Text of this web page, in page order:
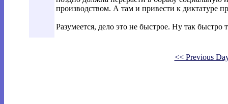
производством. А там и привести к диктатуре
Разумеется, дело это не быстрое. Ну так быстро
<< Previous